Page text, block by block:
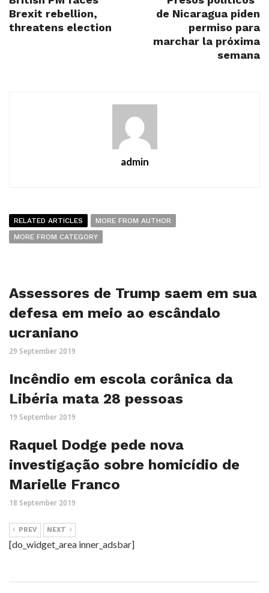
Brexit rebellion,
threatens election
de Nicaragua piden
permiso para
marchar la próxima
semana
admin
RELATED ARTICLES
MORE FROM AUTHOR
MORE FROM CATEGORY
Assessores de Trump saem em sua
defesa em meio ao escândalo
ucraniano
29 September 2019
Incêndio em escola corânica da
Libéria mata 28 pessoas
19 September 2019
Raquel Dodge pede nova
investigação sobre homicídio de
Marielle Franco
18 September 2019
PREV NEXT
[do_widget_area inner_adsbar]